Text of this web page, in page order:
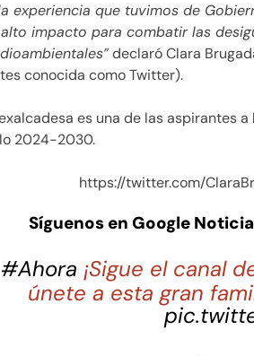
experiencia que tuvimos de
impacto para combatir las
declaró Clara
conocida como Twitter).
es una de las aspirantes
2024-2030.
https://twitter.com/
Síguenos en Google
#Ahora ¡Sigue el canal
únete a esta gran